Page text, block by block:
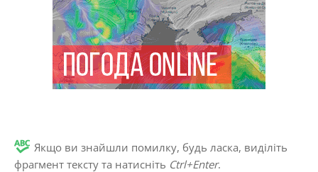
Якщо ви знайшли помилку, будь ласка, виділіть
фрагмент тексту та натисніть Ctrl+Enter.